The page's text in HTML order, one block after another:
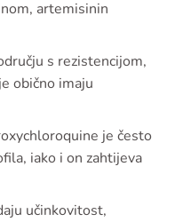
artemisinin
s rezistencijom,
obično imaju
je često
iako i on zahtijeva
učinkovitost,